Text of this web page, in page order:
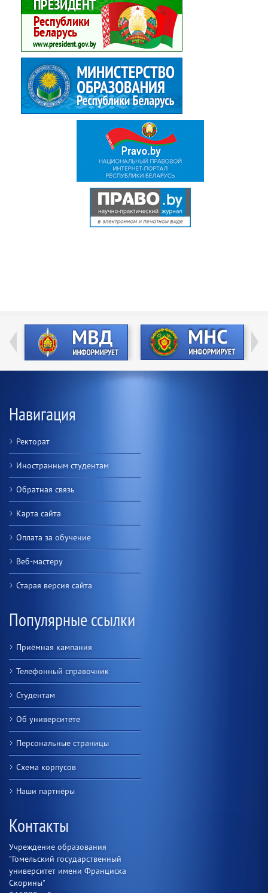
Навигация
Ректорат
Иностранным студентам
Обратная связь
Карта сайта
Оплата за обучение
Веб-мастеру
Старая версия сайта
Популярные ссылки
Приёмная кампания
Телефонный справочник
Студентам
Об университете
Персональные страницы
Схема корпусов
Наши партнёры
Контакты
Учреждение образования
"Гомельский государственный
университет имени Франциска
Скорины"